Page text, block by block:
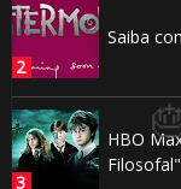
Saiba
HBO